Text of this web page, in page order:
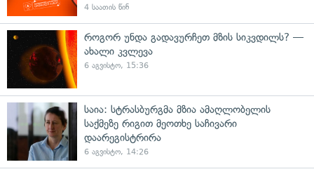
4 საათის წინ
როგორ უნდა გადავურჩეთ მზის სიკვდილს? —
ახალი კვლევა
6 აგვისტო, 15:36
საია: სტრასბურგმა მზია ამაღლობელის
საქმეზე რიგით მეოთხე საჩივარი
დაარეგისტრირა
6 აგვისტო, 14:26